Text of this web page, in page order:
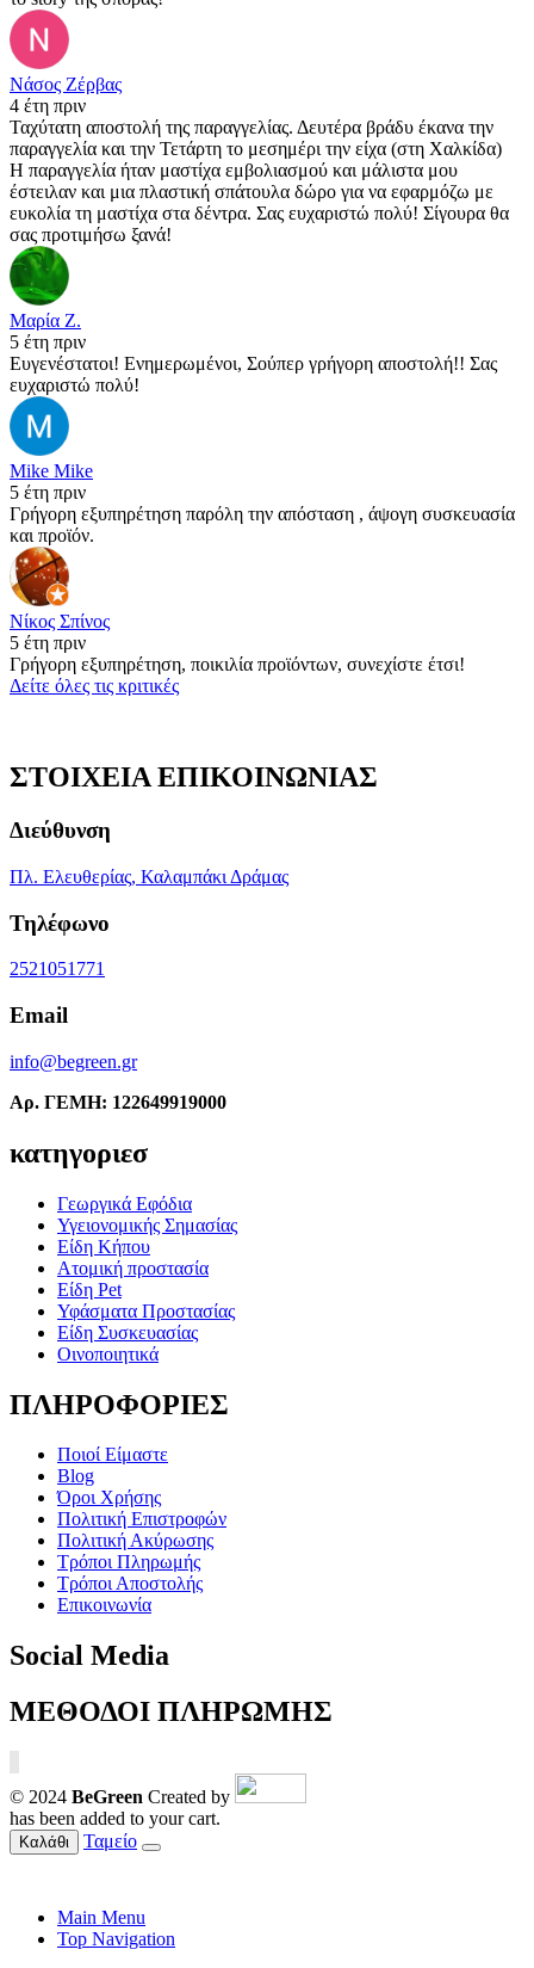
Νάσος Ζέρβας
4 έτη πριν
Ταχύτατη αποστολή της παραγγελίας. Δευτέρα βράδυ έκανα την
παραγγελία και την Τετάρτη το μεσημέρι την είχα (στη Χαλκίδα)
Η παραγγελία ήταν μαστίχα εμβολιασμού και μάλιστα μου
έστειλαν και μια πλαστική σπάτουλα δώρο για να εφαρμόζω με
ευκολία τη μαστίχα στα δέντρα. Σας ευχαριστώ πολύ! Σίγουρα θα
σας προτιμήσω ξανά!
Μαρία Ζ.
5 έτη πριν
Ευγενέστατοι! Ενημερωμένοι, Σούπερ γρήγορη αποστολή!! Σας
ευχαριστώ πολύ!
Mike Mike
5 έτη πριν
Γρήγορη εξυπηρέτηση παρόλη την απόσταση , άψογη συσκευασία
και προϊόν.
Νίκος Σπίνος
5 έτη πριν
Γρήγορη εξυπηρέτηση, ποικιλία προϊόντων, συνεχίστε έτσι!
Δείτε όλες τις κριτικές
ΣΤΟΙΧΕΙΑ ΕΠΙΚΟΙΝΩΝΙΑΣ
Διεύθυνση
Πλ. Ελευθερίας, Καλαμπάκι Δράμας
Τηλέφωνο
2521051771
Email
info@begreen.gr
Αρ. ΓΕΜΗ: 122649919000
κατηγοριεσ
Γεωργικά Εφόδια
Υγειονομικής Σημασίας
Είδη Κήπου
Ατομική προστασία
Είδη Pet
Υφάσματα Προστασίας
Είδη Συσκευασίας
Οινοποιητικά
ΠΛΗΡΟΦΟΡΙΕΣ
Ποιοί Είμαστε
Blog
Όροι Χρήσης
Πολιτική Επιστροφών
Πολιτική Ακύρωσης
Τρόποι Πληρωμής
Τρόποι Αποστολής
Επικοινωνία
Social Media
ΜΕΘΟΔΟΙ ΠΛΗΡΩΜΗΣ
© 2024 BeGreen Created by
has been added to your cart.
Καλάθι Ταμείο
Main Menu
Top Navigation